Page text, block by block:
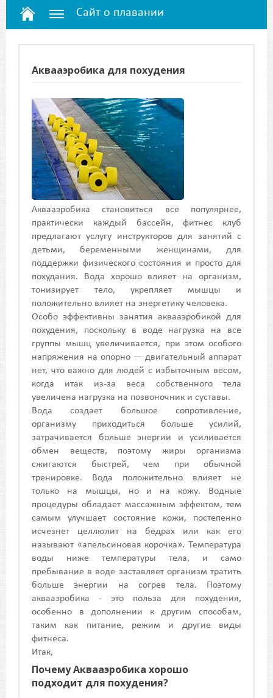
Сайт о плавании
Аквааэробика для похудения
Аквааэробика становиться все популярнее,
практически каждый бассейн, фитнес клуб
предлагают услугу инструкторов для занятий с
детьми, беременными женщинами, для
поддержки физического состояния и просто для
похудания. Вода хорошо влияет на организм,
тонизирует тело, укрепляет мышцы и
положительно влияет на энергетику человека.
Особо эффективны занятия аквааэробикой для
похудения, поскольку в воде нагрузка на все
группы мышц увеличивается, при этом особого
напряжения на опорно — двигательный аппарат
нет, что важно для людей с избыточным весом,
когда итак из-за веса собственного тела
увеличена нагрузка на позвоночник и суставы.
Вода создает большое сопротивление,
организму приходиться больше усилий,
затрачивается больше энергии и усиливается
обмен веществ, поэтому жиры организма
сжигаются быстрей, чем при обычной
тренировке. Вода положительно влияет не
только на мышцы, но и на кожу. Водные
процедуры обладает массажным эффектом, тем
самым улучшает состояние кожи, постепенно
исчезнет целлюлит на бедрах или как его
называют «апельсиновая корочка». Температура
воды ниже температуры тела, и само
пребывание в воде заставляет организм тратить
больше энергии на согрев тела. Поэтому
аквааэробика - это польза для похудения,
особенно в дополнении к другим способам,
таким как питание, режим и другие виды
фитнеса.
Итак,
Почему Аквааэробика хорошо
подходит для похудения?